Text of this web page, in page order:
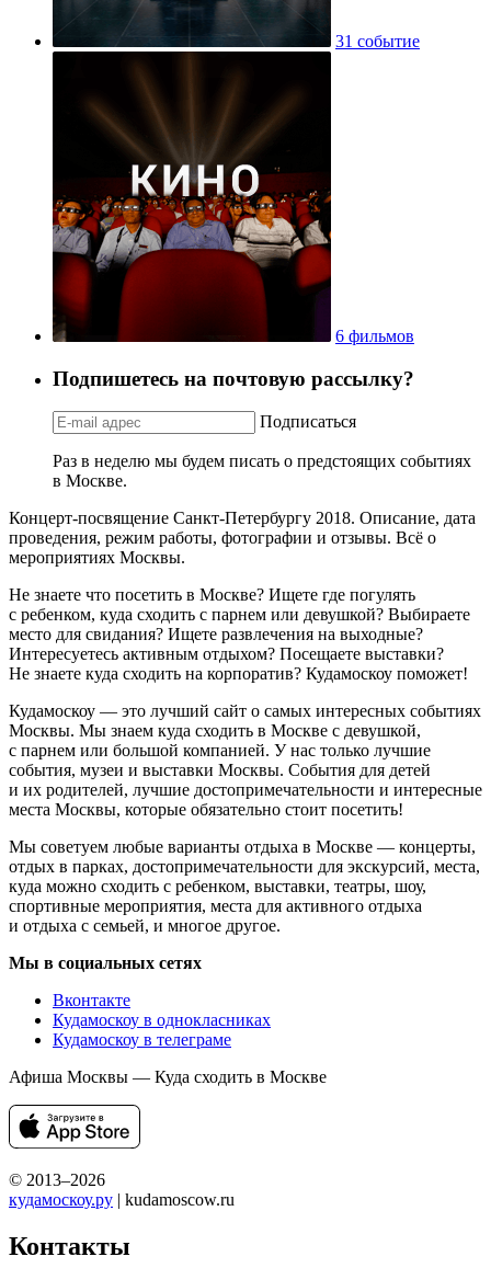
31 событие
6 фильмов
Подпишетесь на почтовую рассылку?
Подписаться
Раз в неделю мы будем писать о предстоящих событиях
в Москве.
Концерт-посвящение Санкт-Петербургу 2018. Описание, дата
проведения, режим работы, фотографии и отзывы. Всё о
мероприятиях Москвы.
Не знаете что посетить в Москве? Ищете где погулять
с ребенком, куда сходить с парнем или девушкой? Выбираете
место для свидания? Ищете развлечения на выходные?
Интересуетесь активным отдыхом? Посещаете выставки?
Не знаете куда сходить на корпоратив? Кудамоскоу поможет!
Кудамоскоу — это лучший сайт о самых интересных событиях
Москвы. Мы знаем куда сходить в Москве с девушкой,
с парнем или большой компанией. У нас только лучшие
события, музеи и выставки Москвы. События для детей
и их родителей, лучшие достопримечательности и интересные
места Москвы, которые обязательно стоит посетить!
Мы советуем любые варианты отдыха в Москве — концерты,
отдых в парках, достопримечательности для экскурсий, места,
куда можно сходить с ребенком, выставки, театры, шоу,
спортивные мероприятия, места для активного отдыха
и отдыха с семьей, и многое другое.
Мы в социальных сетях
Вконтакте
Кудамоскоу в однокласниках
Кудамоскоу в телеграме
Афиша Москвы — Куда сходить в Москве
© 2013–2026
кудамоскоу.ру | kudamoscow.ru
Контакты